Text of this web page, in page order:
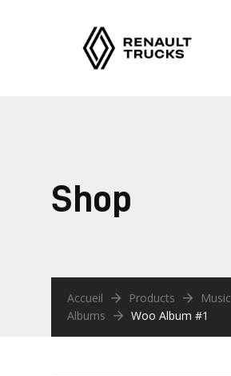
Shop
Accueil Products
Music
Albums
Woo Album #1